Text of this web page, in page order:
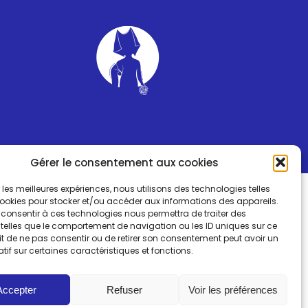
Gérer le consentement aux cookies
les meilleures expériences, nous utilisons des technologies telles
pour stocker et/ou accéder aux informations des appareils.
consentir à ces technologies nous permettra de traiter des
que le comportement de navigation ou les ID uniques sur ce
de ne pas consentir ou de retirer son consentement peut avoir un
sur certaines caractéristiques et fonctions.
Refuser Voir les préférences